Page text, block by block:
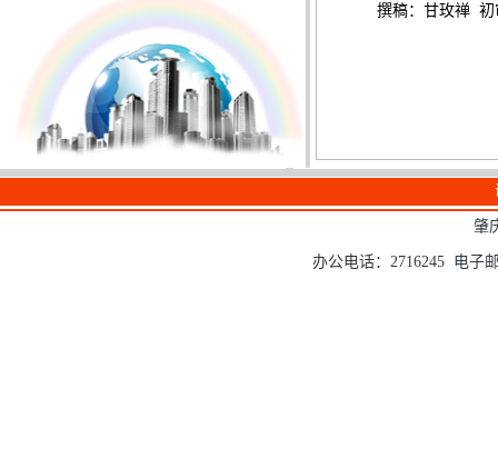
撰稿：甘玫禅 初
肇
办公电话：2716245 电子